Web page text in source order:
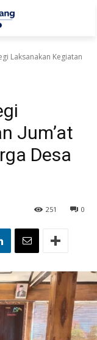
Laksanakan Kegiatan
Jum’at
Desa
0
251